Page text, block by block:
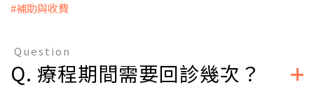
#補助與收費
有相關退件的情況發生，同意撥款後將於三個月內匯款至申請
人帳戶。
Question
Q. 療程期間需要回診幾次？